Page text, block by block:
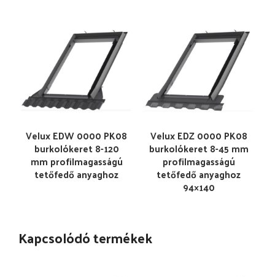
Velux EDW 0000 PK08
burkolókeret 8-120
mm profilmagasságú
tetőfedő anyaghoz
Velux EDZ 0000 PK08
burkolókeret 8-45 mm
profilmagasságú
tetőfedő anyaghoz
94×140
Kapcsolódó termékek